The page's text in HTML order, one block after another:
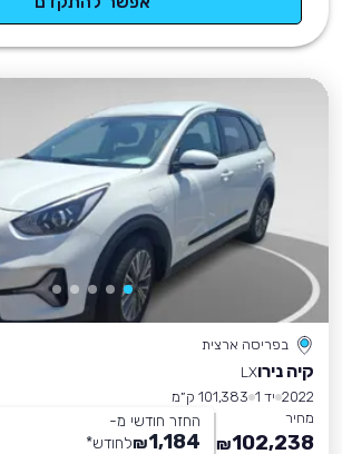
בפריסה ארצית
קיה נירוLX
2022 יד 1
101,383 ק״מ
מחיר
102,238
₪
החזר חודשי מ-
1,184
₪לחודש*